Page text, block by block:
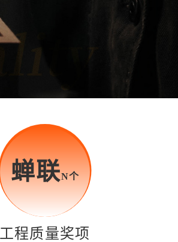
蝉联N个
工程质量奖项